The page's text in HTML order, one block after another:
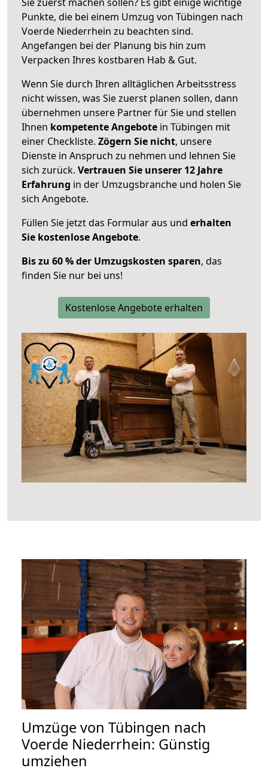
Punkte, die bei einem Umzug von Tübingen nach
Voerde Niederrhein zu beachten sind.
Angefangen bei der Planung bis hin zum
Verpacken Ihres kostbaren Hab & Gut.
Wenn Sie durch Ihren alltäglichen Arbeitsstress
nicht wissen, was Sie zuerst planen sollen, dann
übernehmen unsere Partner für Sie und stellen
Ihnen kompetente Angebote in Tübingen mit
einer Checkliste. Zögern Sie nicht, unsere
Dienste in Anspruch zu nehmen und lehnen Sie
sich zurück. Vertrauen Sie unserer 12 Jahre
Erfahrung in der Umzugsbranche und holen Sie
sich Angebote.
Füllen Sie jetzt das Formular aus und erhalten
Sie kostenlose Angebote.
Bis zu 60 % der Umzugskosten sparen, das
finden Sie nur bei uns!
Kostenlose Angebote erhalten
Umzüge von Tübingen nach
Voerde Niederrhein: Günstig
umziehen